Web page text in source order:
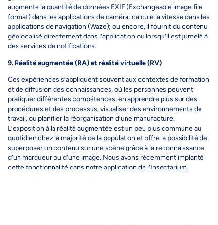
augmente la quantité de données EXIF (Exchangeable image file
format) dans les applications de caméra; calcule la vitesse dans les
applications de navigation (Waze); ou encore, il fournit du contenu
géolocalisé directement dans l’application ou lorsqu’il est jumelé à
des services de notifications.
9. Réalité augmentée (RA) et réalité virtuelle (RV)
Ces expériences s’appliquent souvent aux contextes de formation
et de diffusion des connaissances, où les personnes peuvent
pratiquer différentes compétences, en apprendre plus sur des
procédures et des processus, visualiser des environnements de
travail, ou planifier la réorganisation d’une manufacture.
L’exposition à la réalité augmentée est un peu plus commune au
quotidien chez la majorité de la population et offre la possibilité de
superposer un contenu sur une scène grâce à la reconnaissance
d’un marqueur ou d’une image. Nous avons récemment implanté
cette fonctionnalité dans notreapplication de l’Insectarium.